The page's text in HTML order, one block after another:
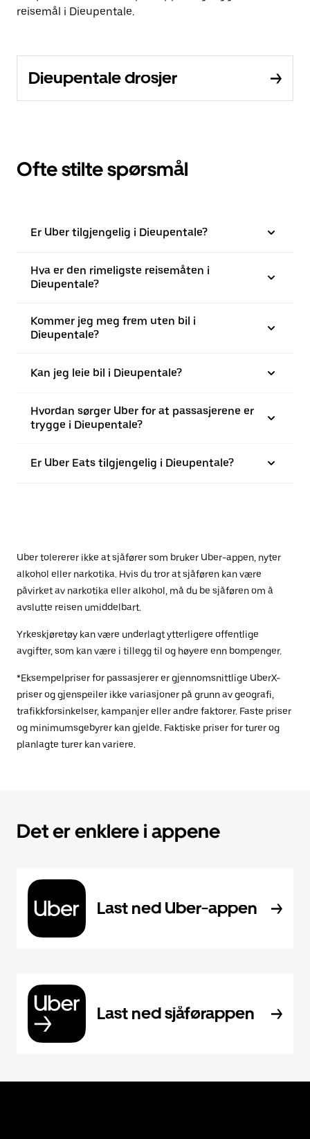
reisemål i Dieupentale.
Dieupentale drosjer
Ofte stilte spørsmål
Er Uber tilgjengelig i Dieupentale?
Hva er den rimeligste reisemåten i
Dieupentale?
Kommer jeg meg frem uten bil i
Dieupentale?
Kan jeg leie bil i Dieupentale?
Hvordan sørger Uber for at passasjerene er
trygge i Dieupentale?
Er Uber Eats tilgjengelig i Dieupentale?
Uber tolererer ikke at sjåfører som bruker Uber-appen, nyter
alkohol eller narkotika. Hvis du tror at sjåføren kan være
påvirket av narkotika eller alkohol, må du be sjåføren om å
avslutte reisen umiddelbart.
Yrkeskjøretøy kan være underlagt ytterligere offentlige
avgifter, som kan være i tillegg til og høyere enn bompenger.
*Eksempelpriser for passasjerer er gjennomsnittlige UberX-
priser og gjenspeiler ikke variasjoner på grunn av geografi,
trafikkforsinkelser, kampanjer eller andre faktorer. Faste priser
og minimumsgebyrer kan gjelde. Faktiske priser for turer og
planlagte turer kan variere.
Det er enklere i appene
Last ned Uber-appen
Last ned sjåførappen